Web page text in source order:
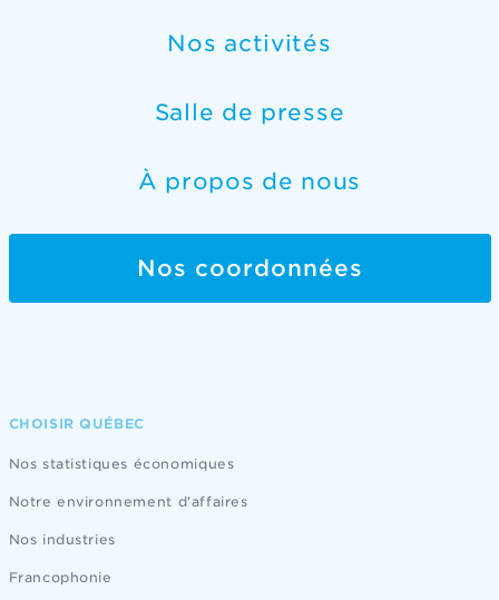
Nos activités
Salle de presse
À propos de nous
Nos coordonnées
CHOISIR QUÉBEC
Nos statistiques économiques
Notre environnement d'affaires
Nos industries
Francophonie